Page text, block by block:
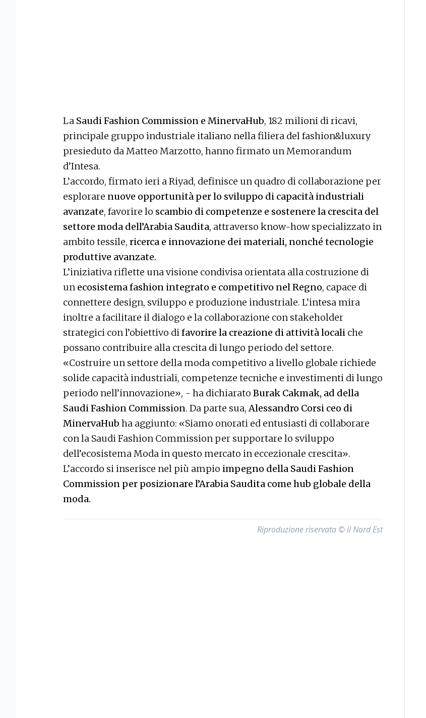
La Saudi Fashion Commission e MinervaHub, 182 milioni di ricavi,
principale gruppo industriale italiano nella filiera del fashion&luxury
presieduto da Matteo Marzotto, hanno firmato un Memorandum
d’Intesa.
L’accordo, firmato ieri a Riyad, definisce un quadro di collaborazione per
esplorare nuove opportunità per lo sviluppo di capacità industriali
avanzate, favorire lo scambio di competenze e sostenere la crescita del
settore moda dell’Arabia Saudita, attraverso know-how specializzato in
ambito tessile, ricerca e innovazione dei materiali, nonché tecnologie
produttive avanzate.
L’iniziativa riflette una visione condivisa orientata alla costruzione di
un ecosistema fashion integrato e competitivo nel Regno, capace di
connettere design, sviluppo e produzione industriale. L’intesa mira
inoltre a facilitare il dialogo e la collaborazione con stakeholder
strategici con l’obiettivo difavorire la creazione di attività locali che
possano contribuire alla crescita di lungo periodo del settore.
«Costruire un settore della moda competitivo a livello globale richiede
solide capacità industriali, competenze tecniche e investimenti di lungo
periodo nell’innovazione», - ha dichiarato Burak Cakmak, ad della
Saudi Fashion Commission. Da parte sua,Alessandro Corsi ceo di
MinervaHub ha aggiunto: «Siamo onorati ed entusiasti di collaborare
con la Saudi Fashion Commission per supportare lo sviluppo
dell’ecosistema Moda in questo mercato in eccezionale crescita».
L’accordo si inserisce nel più ampio impegno della Saudi Fashion
Commission per posizionare l’Arabia Saudita come hub globale della
moda.
Riproduzione riservata © il Nord Est